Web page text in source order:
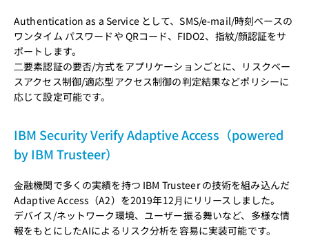
Authentication as a Service として、SMS/e-mail/時刻ベースの
ワンタイム パスワードや QRコード、FIDO2、指紋/顔認証をサ
ポートします。
⼆要素認証の要否/⽅式をアプリケーションごとに、リスクベー
スアクセス制御/適応型アクセス制御の判定結果などポリシーに
応じて設定可能です。
IBM Security Verify Adaptive Access（powered
by IBM Trusteer）
⾦融機関で多くの実績を持つ IBM Trusteer の技術を組み込んだ
Adaptive Access（A2）を2019年12⽉にリリースしました。
デバイス/ネットワーク環境、ユーザー振る舞いなど、多様な情
報をもとにしたAIによるリスク分析を容易に実装可能です。